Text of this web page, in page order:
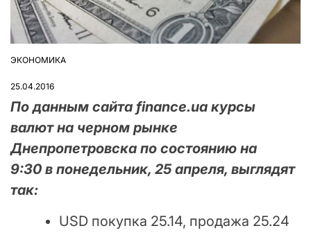
ОПУБЛІКУВАТИ
ЭКОНОМИКА
25.04.2016
По данным сайта finance.ua курсы
валют на черном рынке
Днепропетровска по состоянию на
9:30 в понедельник, 25 апреля, выглядят
так:
USD покупка 25.14, продажа 25.24